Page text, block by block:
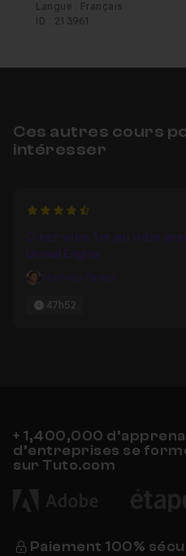
Langue : Français
ID : 213961
Ces autres cours
intéresser
4.8762886597938
Créez votre 1er jeu vidéo
Unreal Engine
Mathieu Pascal
47h52
+ 1,400,000
d’entreprises se
sur Tuto.com
Paiement 100%